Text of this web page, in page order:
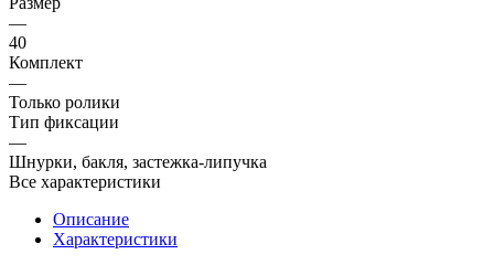
—
40
Комплект
—
Только ролики
Тип фиксации
—
Шнурки, бакля, застежка-липучка
Все характеристики
Описание
Характеристики